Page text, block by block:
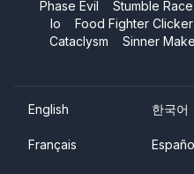
Phase Evil
Stumble Race
Io
Food Fighter Clicker
Cataclysm
Sinner
English 한국어
Français